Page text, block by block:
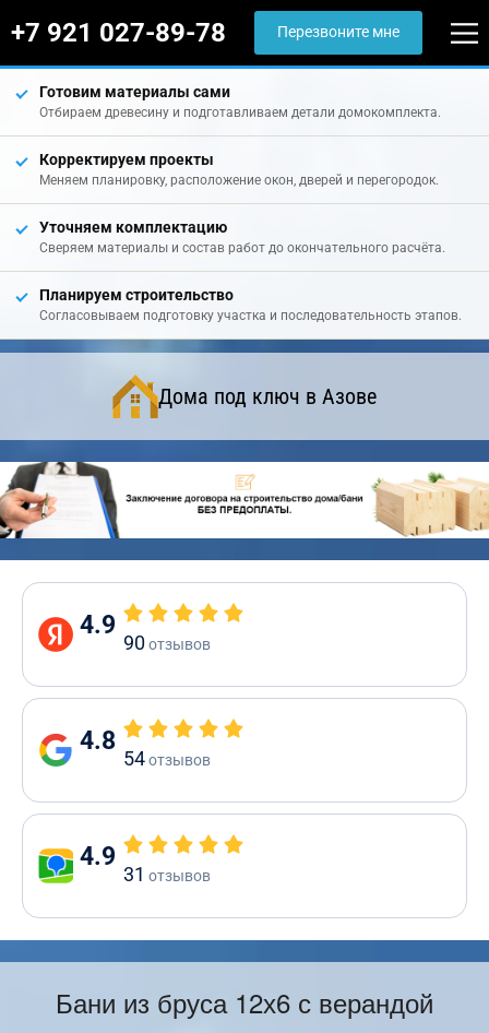
+7 921 027-89-78 Перезвоните мне
Готовим материалы сами
Отбираем древесину и подготавливаем детали домокомплекта.
Корректируем проекты
Меняем планировку, расположение окон, дверей и перегородок.
Уточняем комплектацию
Сверяем материалы и состав работ до окончательного расчёта.
Планируем строительство
Согласовываем подготовку участка и последовательность этапов.
Дома под ключ в Азове
4.9
90отзывов
4.8
54отзывов
4.9
31 отзывов
Бани из бруса 12х6 с верандой